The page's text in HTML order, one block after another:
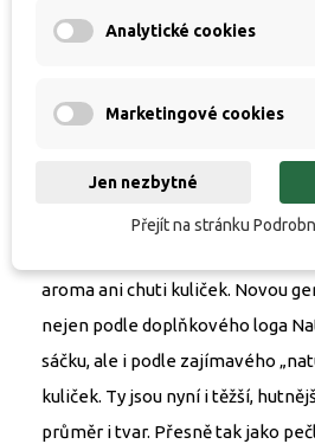
fungováním, jaké získáte při
dovoluje i přidání opravdového
čerstvých vajec ve všech
Konzervace a stabilizace je
aroma ani chuti kuliček. Novou
nejen podle doplňkového loga
sáčku, ale i podle zajímavého
kuliček. Ty jsou nyní i těžší,
průměr i tvar. Přesně tak jako
Analytické cookies
Marketingové cookies
Jen nezbytné
Přejít na stránku